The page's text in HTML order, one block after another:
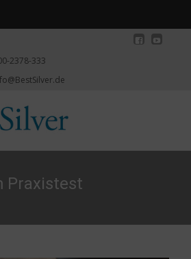
2378-333
Praxistest